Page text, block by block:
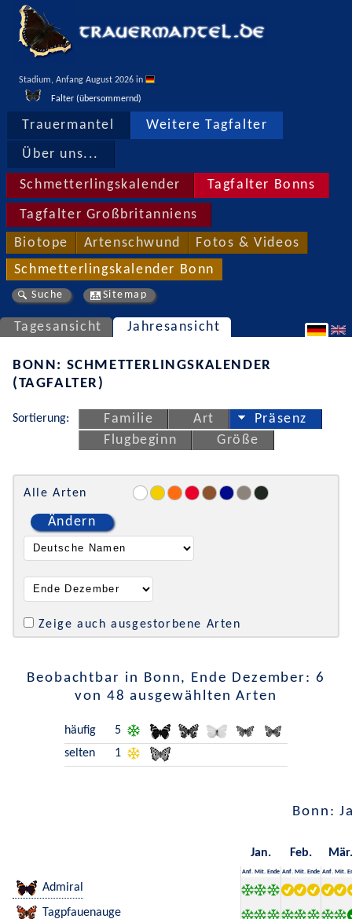
Stadium, Anfang August 2026 in
Falter (übersommernd)
Trauermantel Weitere Tagfalter
Über uns...
Schmetterlingskalender Tagfalter Bonns
Tagfalter Großbritanniens
Biotope Artenschwund Fotos & Videos
Schmetterlingskalender Bonn
Suche Sitemap
Tagesansicht Jahresansicht
BONN: SCHMETTERLINGSKALENDER
(TAGFALTER)
Sortierung: Familie Art
Präsenz
Flugbeginn
Größe
Alle Arten
Ändern
Zeige auch ausgestorbene Arten
Beobachtbar in Bonn, Ende Dezember: 6
von 48 ausgewählten Arten
häufig
5
selten
1
Bonn:
Jan. Feb. Mär.
Anf. Mit. Ende Anf. Mit. Ende Anf. Mit.
Admiral
Tagpfauenauge